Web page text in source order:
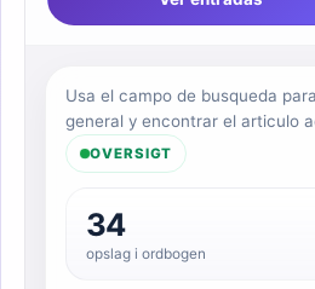
Usa el campo de busqueda
general y encontrar el articulo
OVERSIGT
34
opslag i ordbogen